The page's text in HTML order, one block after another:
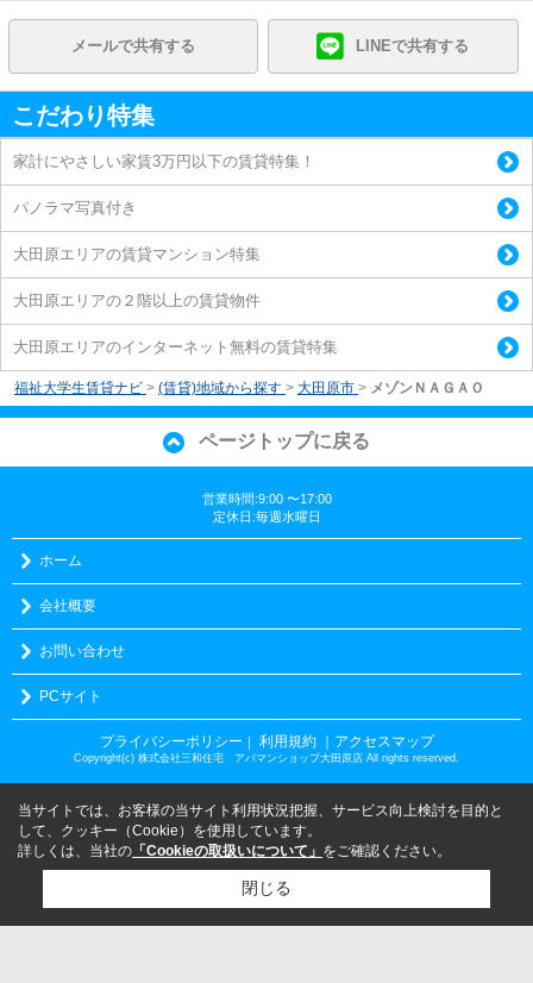
メールで共有する LINEで共有する
こだわり特集
家計にやさしい家賃3万円以下の賃貸特集！
パノラマ写真付き
大田原エリアの賃貸マンション特集
大田原エリアの２階以上の賃貸物件
大田原エリアのインターネット無料の賃貸特集
福祉大学生賃貸ナビ > (賃貸)地域から探す > 大田原市 > メゾンＮＡＧＡＯ
ページトップに戻る
営業時間:9:00 〜17:00
定休日:毎週水曜日
ホーム
会社概要
お問い合わせ
PCサイト
プライバシーポリシー ｜ 利用規約 ｜アクセスマップ
Copyright(c) 株式会社三和住宅 アパマンショップ大田原店 All rights reserved.
当サイトでは、お客様の当サイト利用状況把握、サービス向上検討を目的と
して、クッキー（Cookie）を使用しています。
詳しくは、当社の 「Cookieの取扱いについて」 をご確認ください。
閉じる